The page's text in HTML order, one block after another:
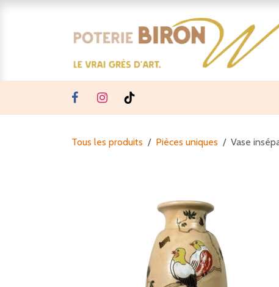
Tous les produits Pièces uniques Vase